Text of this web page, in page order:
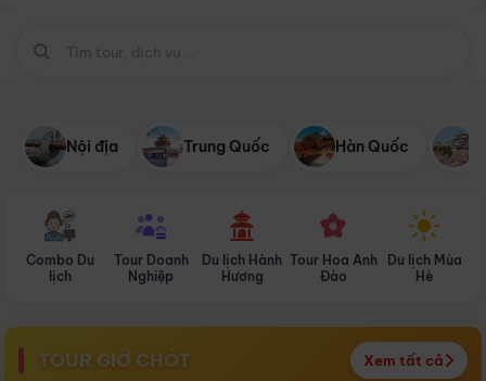
Nội địa Trung Quốc Hàn Quốc
Combo Du
lịch
Tour Doanh
Nghiệp
Du lịch Hành
Hương
Tour Hoa Anh
Đào
Du lịch Mùa
Hè
TOUR GIỜ CHÓT Xem tất cả
Điểm nổi bật